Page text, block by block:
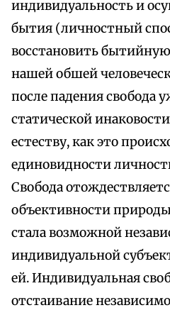
индивидуальность и
бытия (личностный
восстановить
нашей обшей
после падения свобода
статической
естеству, как это
единовидности
Свобода
объективности
стала возможной
индивидуальной
ей. Индивидуальная
отстаивание